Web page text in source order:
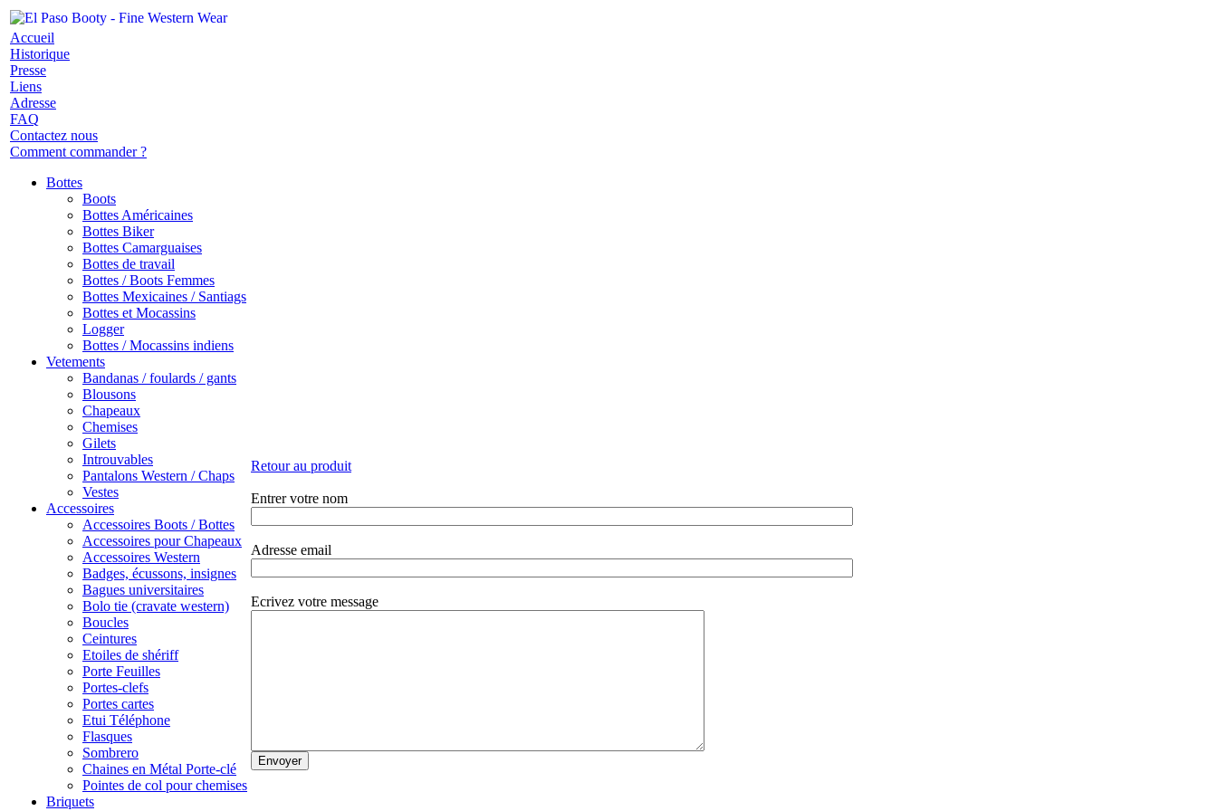
Accueil
Historique
Presse
Liens
Adresse
FAQ
Contactez nous
Comment commander ?
Bottes
Boots
Bottes Américaines
Bottes Biker
Bottes Camarguaises
Bottes de travail
Bottes / Boots Femmes
Bottes Mexicaines / Santiags
Bottes et Mocassins
Logger
Bottes / Mocassins indiens
Vetements
Bandanas / foulards / gants
Blousons
Chapeaux
Chemises
Gilets
Introuvables
Pantalons Western / Chaps
Vestes
Accessoires
Accessoires Boots / Bottes
Accessoires pour Chapeaux
Accessoires Western
Badges, écussons, insignes
Bagues universitaires
Bolo tie (cravate western)
Boucles
Ceintures
Etoiles de shériff
Porte Feuilles
Portes-clefs
Portes cartes
Etui Téléphone
Flasques
Sombrero
Chaines en Métal Porte-clé
Pointes de col pour chemises
Briquets
Retour au produit
Entrer votre nom
Adresse email
Ecrivez votre message